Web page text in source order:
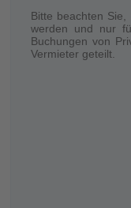
Правила
Кол-во человек
выключать свет и
Bitte beachten
werden und nur
Buchungen von
Vermieter geteilt.